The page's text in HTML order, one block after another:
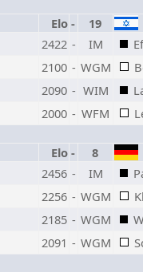
Elo -
19
2422 - IM
2100 - WGM
2090 - WIM
2000 - WFM
Elo -
8
2456 - IM
2256 - WGM
2185 - WGM
2091 - WGM